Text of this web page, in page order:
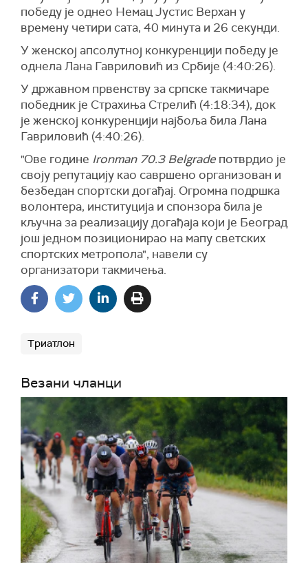
победу је однео Немац Јустис Верхан у
времену четири сата, 40 минута и 26 секунди.
У женској апсолутној конкуренцији победу је
однела Лана Гавриловић из Србије (4:40:26).
У државном првенству за српске такмичаре
победник је Страхиња Стрелић (4:18:34), док
је женској конкуренцији најбоља била Лана
Гавриловић (4:40:26).
"Ове године Ironman 70.3 Belgradeпотврдио је
своју репутацију као савршено организован и
безбедан спортски догађај. Огромна подршка
волонтера, институција и спонзора била је
кључна за реализацију догађаја који је Београд
још једном позиционирао на мапу светских
спортских метропола", навели су
организатори такмичења.
Триатлон
Везани чланци